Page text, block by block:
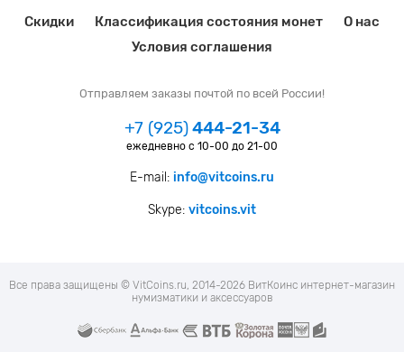
Скидки Классификация состояния монет
О нас
Условия соглашения
Отправляем заказы почтой по всей России!
+7 (925)444-21-34
ежедневно с 10-00 до 21-00
E-mail: info@vitcoins.ru
Skype: vitcoins.vit
Все права защищены © VitCoins.ru, 2014-2026 ВитКоинс интернет-магазин
нумизматики и аксессуаров